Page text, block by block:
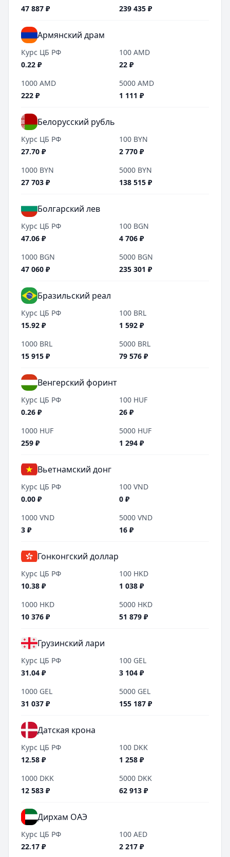
47 887 ₽
239 435 ₽
Армянский драм
Курс ЦБ РФ
0.22 ₽
100 AMD
22 ₽
1000 AMD
222 ₽
5000 AMD
1 111 ₽
Белорусский рубль
Курс ЦБ РФ
27.70 ₽
100 BYN
2 770 ₽
1000 BYN
27 703 ₽
5000 BYN
138 515 ₽
Болгарский лев
Курс ЦБ РФ
47.06 ₽
100 BGN
4 706 ₽
1000 BGN
47 060 ₽
5000 BGN
235 301 ₽
Бразильский реал
Курс ЦБ РФ
15.92 ₽
100 BRL
1 592 ₽
1000 BRL
15 915 ₽
5000 BRL
79 576 ₽
Венгерский форинт
Курс ЦБ РФ
0.26 ₽
100 HUF
26 ₽
1000 HUF
259 ₽
5000 HUF
1 294 ₽
Вьетнамский донг
Курс ЦБ РФ
0.00 ₽
100 VND
0 ₽
1000 VND
3 ₽
5000 VND
16 ₽
Гонконгский доллар
Курс ЦБ РФ
10.38 ₽
100 HKD
1 038 ₽
1000 HKD
10 376 ₽
5000 HKD
51 879 ₽
Грузинский лари
Курс ЦБ РФ
31.04 ₽
100 GEL
3 104 ₽
1000 GEL
31 037 ₽
5000 GEL
155 187 ₽
Датская крона
Курс ЦБ РФ
12.58 ₽
100 DKK
1 258 ₽
1000 DKK
12 583 ₽
5000 DKK
62 913 ₽
Дирхам ОАЭ
Курс ЦБ РФ
22.17 ₽
100 AED
2 217 ₽